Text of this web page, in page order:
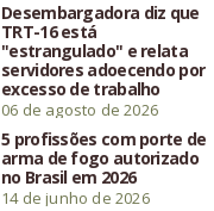
Desembargadora diz que
TRT-16 está
"estrangulado" e relata
servidores adoecendo por
excesso de trabalho
06 de agosto de 2026
5 profissões com porte de
arma de fogo autorizado
no Brasil em 2026
14 de junho de 2026